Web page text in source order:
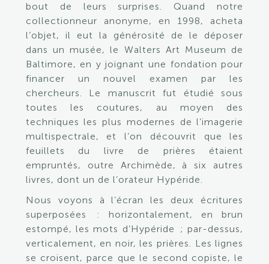
bout de leurs surprises. Quand notre
collectionneur anonyme, en 1998, acheta
l’objet, il eut la générosité de le déposer
dans un musée, le Walters Art Museum de
Baltimore, en y joignant une fondation pour
financer un nouvel examen par les
chercheurs. Le manuscrit fut étudié sous
toutes les coutures, au moyen des
techniques les plus modernes de l’imagerie
multispectrale, et l’on découvrit que les
feuillets du livre de prières étaient
empruntés, outre Archimède, à six autres
livres, dont un de l’orateur Hypéride.
Nous voyons à l’écran les deux écritures
superposées : horizontalement, en brun
estompé, les mots d’Hypéride ; par-dessus,
verticalement, en noir, les prières. Les lignes
se croisent, parce que le second copiste, le